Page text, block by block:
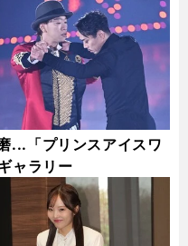
...「プリンスアイスワ
ャラリー